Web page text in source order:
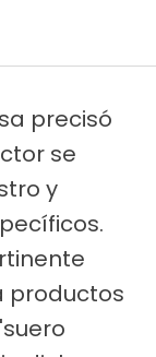
precisó
se
y
productos